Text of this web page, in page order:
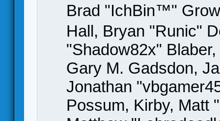
Brad "IchBin™"
Hall, Bryan "Runic"
"Shadow82x"
Gary M. Gadsdon,
Jonathan
Possum, Kirby, Matt